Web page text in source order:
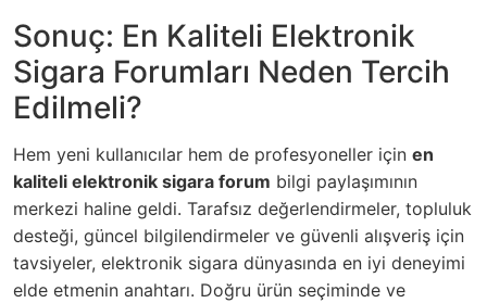
Sonuç: En Kaliteli Elektronik
Sigara Forumları Neden Tercih
Edilmeli?
Hem yeni kullanıcılar hem de profesyoneller için en
kaliteli elektronik sigara forum bilgi paylaşımının
merkezi haline geldi. Tarafsız değerlendirmeler, topluluk
desteği, güncel bilgilendirmeler ve güvenli alışveriş için
tavsiyeler, elektronik sigara dünyasında en iyi deneyimi
elde etmenin anahtarı. Doğru ürün seçiminde ve